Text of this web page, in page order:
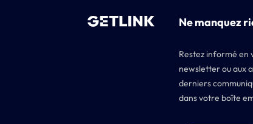
Ne manquez
Restez informé en
newsletter ou aux
derniers
dans votre boîte